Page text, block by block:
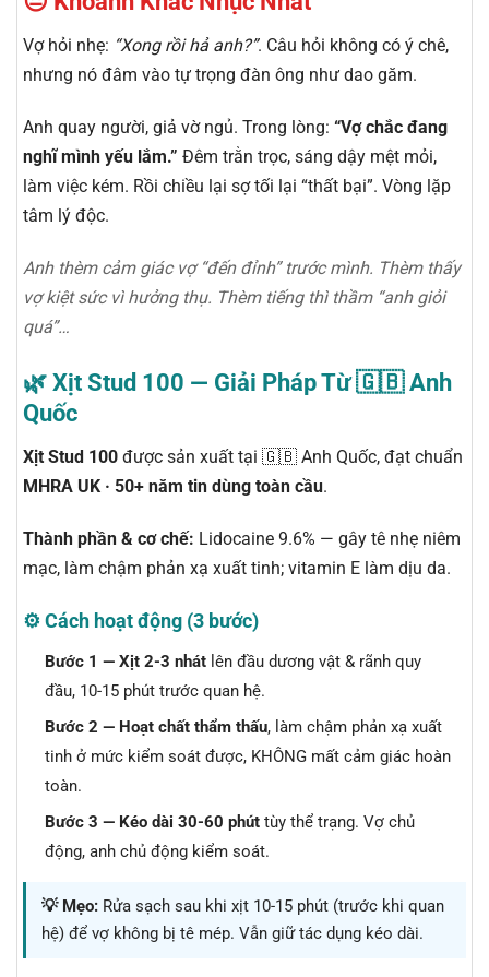
Vợ hỏi nhẹ: “Xong rồi hả anh?”. Câu hỏi không có ý chê,
nhưng nó đâm vào tự trọng đàn ông như dao găm.
Anh quay người, giả vờ ngủ. Trong lòng: “Vợ chắc đang
nghĩ mình yếu lắm.” Đêm trằn trọc, sáng dậy mệt mỏi,
làm việc kém. Rồi chiều lại sợ tối lại “thất bại”. Vòng lặp
tâm lý độc.
Anh thèm cảm giác vợ “đến đỉnh” trước mình. Thèm thấy
vợ kiệt sức vì hưởng thụ. Thèm tiếng thì thầm “anh giỏi
quá”…
🌿 Xịt Stud 100 — Giải Pháp Từ 🇬🇧 Anh
Quốc
Xịt Stud 100 được sản xuất tại 🇬🇧 Anh Quốc, đạt chuẩn
MHRA UK · 50+ năm tin dùng toàn cầu.
Thành phần & cơ chế: Lidocaine 9.6% — gây tê nhẹ niêm
mạc, làm chậm phản xạ xuất tinh; vitamin E làm dịu da.
⚙️ Cách hoạt động (3 bước)
Bước 1 — Xịt 2-3 nhátlên đầu dương vật & rãnh quy
đầu, 10-15 phút trước quan hệ.
Bước 2 — Hoạt chất thẩm thấu, làm chậm phản xạ xuất
tinh ở mức kiểm soát được, KHÔNG mất cảm giác hoàn
toàn.
Bước 3 — Kéo dài 30-60 phúttùy thể trạng. Vợ chủ
động, anh chủ động kiểm soát.
💡 Mẹo: Rửa sạch sau khi xịt 10-15 phút (trước khi quan
hệ) để vợ không bị tê mép. Vẫn giữ tác dụng kéo dài.